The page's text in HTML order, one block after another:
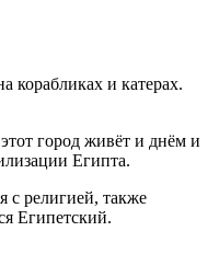
корабликах и катерах.
город живёт и днём и
Египта.
с религией, также
Египетский.